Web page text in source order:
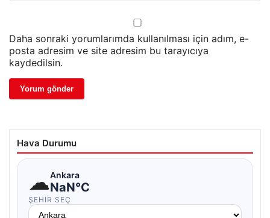
Daha sonraki yorumlarımda kullanılması için adım, e-
posta adresim ve site adresim bu tarayıcıya
kaydedilsin.
Hava Durumu
☁Ankara
NaN°C
ŞEHIR SEÇ